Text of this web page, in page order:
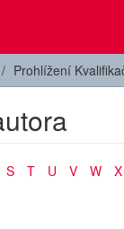
Prohlížení
S T U V W X